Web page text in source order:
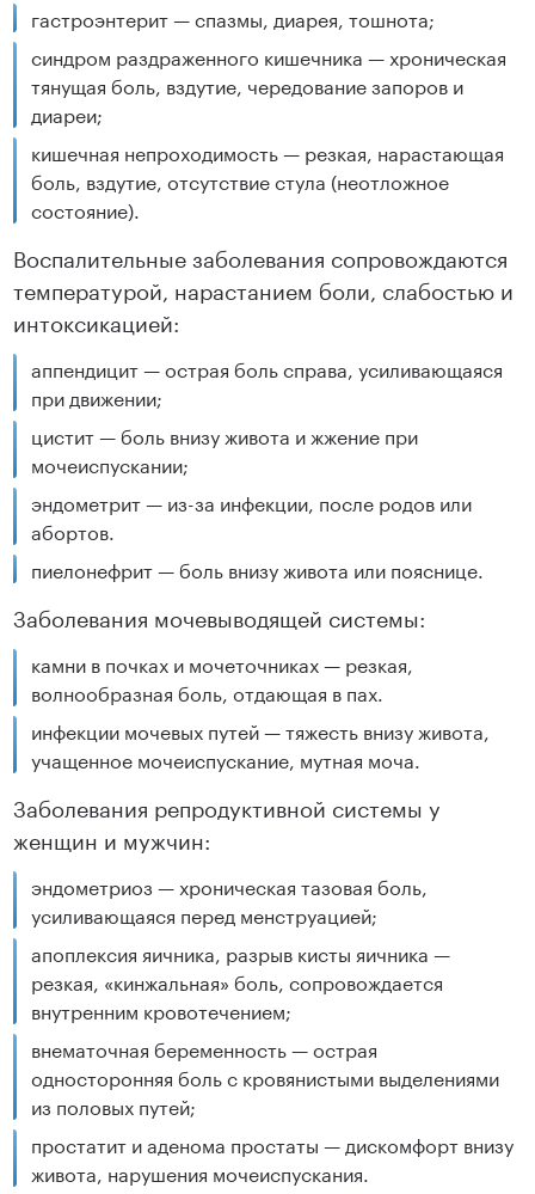
гастроэнтерит — спазмы, диарея, тошнота;
синдром раздраженного кишечника — хроническая
тянущая боль, вздутие, чередование запоров и
диареи;
кишечная непроходимость — резкая, нарастающая
боль, вздутие, отсутствие стула (неотложное
состояние).
Воспалительные заболевания сопровождаются
температурой, нарастанием боли, слабостью и
интоксикацией:
аппендицит — острая боль справа, усиливающаяся
при движении;
цистит — боль внизу живота и жжение при
мочеиспускании;
эндометрит — из-за инфекции, после родов или
абортов.
пиелонефрит — боль внизу живота или пояснице.
Заболевания мочевыводящей системы:
камни в почках и мочеточниках — резкая,
волнообразная боль, отдающая в пах.
инфекции мочевых путей — тяжесть внизу живота,
учащенное мочеиспускание, мутная моча.
Заболевания репродуктивной системы у
женщин и мужчин:
эндометриоз — хроническая тазовая боль,
усиливающаяся перед менструацией;
апоплексия яичника, разрыв кисты яичника —
резкая, «кинжальная» боль, сопровождается
внутренним кровотечением;
внематочная беременность — острая
односторонняя боль с кровянистыми выделениями
из половых путей;
простатит и аденома простаты — дискомфорт внизу
живота, нарушения мочеиспускания.